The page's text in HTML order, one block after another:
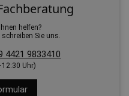
helfen?
Sie uns.
4421 9833410
Uhr)